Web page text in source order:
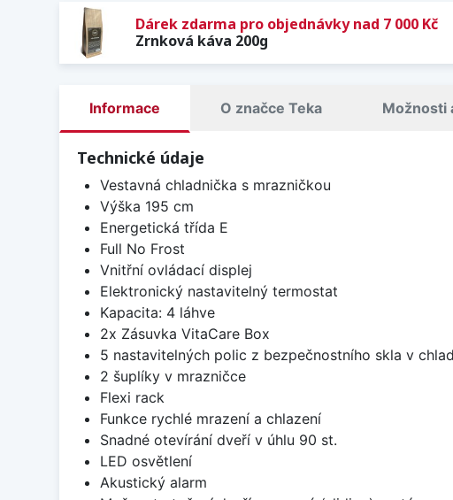
Dárek zdarma pro objednávky nad 7 000 Kč
Zrnková káva 200g
Informace O značce Teka Možnosti
Technické údaje
Vestavná chladnička s mrazničkou
Výška 195 cm
Energetická třída E
Full No Frost
Vnitřní ovládací displej
Elektronický nastavitelný termostat
Kapacita: 4 láhve
2x Zásuvka VitaCare Box
5 nastavitelných polic z bezpečnostního skla v
2 šuplíky v mrazničce
Flexi rack
Funkce rychlé mrazení a chlazení
Snadné otevírání dveří v úhlu 90 st.
LED osvětlení
Akustický alarm